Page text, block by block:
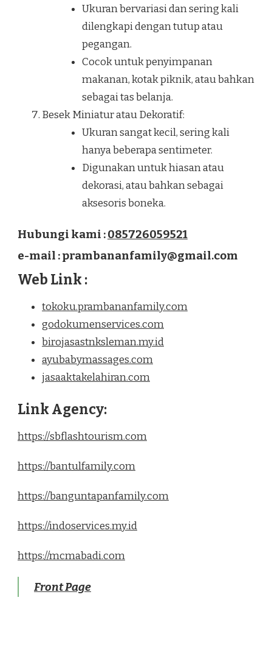
Ukuran bervariasi dan sering kali
dilengkapi dengan tutup atau
pegangan.
Cocok untuk penyimpanan
makanan, kotak piknik, atau bahkan
sebagai tas belanja.
Besek Miniatur atau Dekoratif:
Ukuran sangat kecil, sering kali
hanya beberapa sentimeter.
Digunakan untuk hiasan atau
dekorasi, atau bahkan sebagai
aksesoris boneka.
Hubungi kami :085726059521
e-mail : prambananfamily@gmail.com
Web Link :
tokoku.prambananfamily.com
godokumenservices.com
birojasastnksleman.my.id
ayubabymassages.com
jasaaktakelahiran.com
Link Agency:
https://sbflashtourism.com
https://bantulfamily.com
https://banguntapanfamily.com
https://indoservices.my.id
https://mcmabadi.com
Front Page